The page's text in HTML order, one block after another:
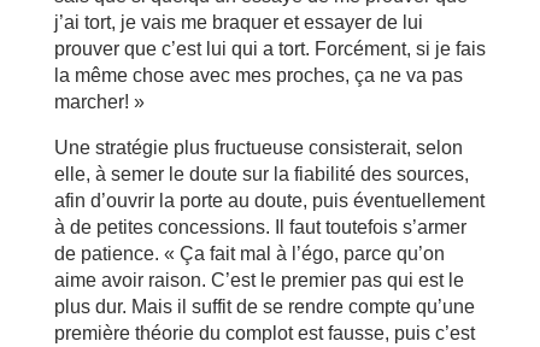
j’ai tort, je vais me braquer et essayer de lui
prouver que c’est lui qui a tort. Forcément, si je fais
la même chose avec mes proches, ça ne va pas
marcher! »
Une stratégie plus fructueuse consisterait, selon
elle, à semer le doute sur la fiabilité des sources,
afin d’ouvrir la porte au doute, puis éventuellement
à de petites concessions. Il faut toutefois s’armer
de patience. « Ça fait mal à l’égo, parce qu’on
aime avoir raison. C’est le premier pas qui est le
plus dur. Mais il suffit de se rendre compte qu’une
première théorie du complot est fausse, puis c’est